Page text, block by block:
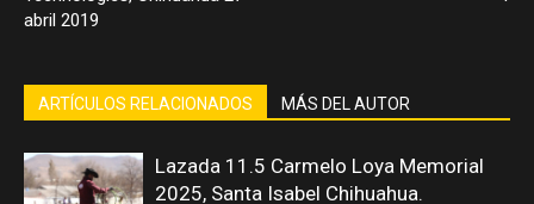
abril 2019
ARTÍCULOS RELACIONADOS MÁS DEL AUTOR
Lazada 11.5 Carmelo Loya Memorial
2025, Santa Isabel Chihuahua.